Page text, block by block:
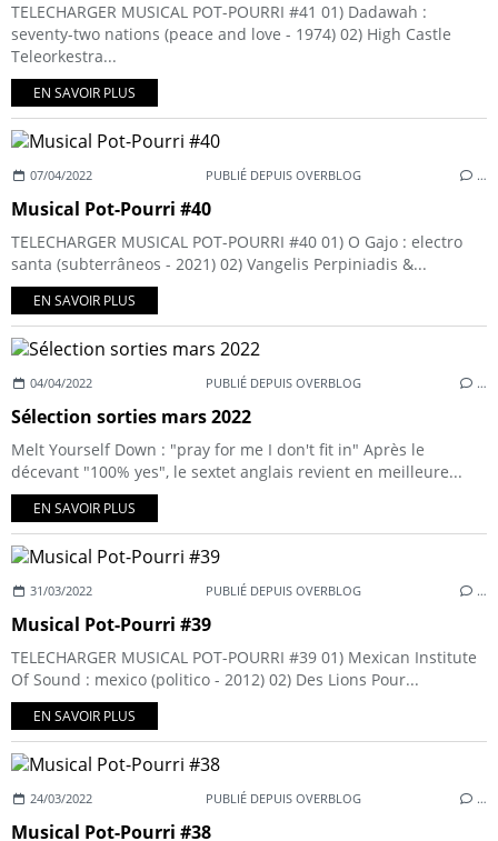
TELECHARGER MUSICAL POT-POURRI #41 01) Dadawah :
seventy-two nations (peace and love - 1974) 02) High Castle
Teleorkestra...
EN SAVOIR PLUS
07/04/2022 PUBLIÉ DEPUIS OVERBLOG …
Musical Pot-Pourri #40
TELECHARGER MUSICAL POT-POURRI #40 01) O Gajo : electro
santa (subterrâneos - 2021) 02) Vangelis Perpiniadis &...
EN SAVOIR PLUS
04/04/2022 PUBLIÉ DEPUIS OVERBLOG …
Sélection sorties mars 2022
Melt Yourself Down : "pray for me I don't fit in" Après le
décevant "100% yes", le sextet anglais revient en meilleure...
EN SAVOIR PLUS
31/03/2022 PUBLIÉ DEPUIS OVERBLOG …
Musical Pot-Pourri #39
TELECHARGER MUSICAL POT-POURRI #39 01) Mexican Institute
Of Sound : mexico (politico - 2012) 02) Des Lions Pour...
EN SAVOIR PLUS
24/03/2022 PUBLIÉ DEPUIS OVERBLOG …
Musical Pot-Pourri #38